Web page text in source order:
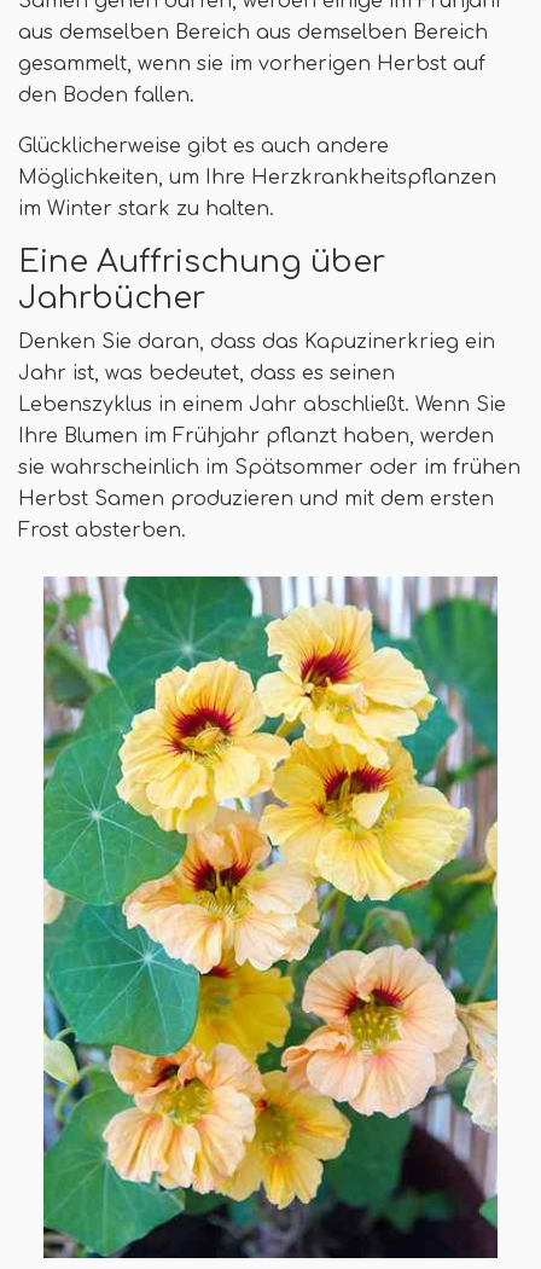
aus demselben Bereich aus demselben Bereich
gesammelt, wenn sie im vorherigen Herbst auf
den Boden fallen.
Glücklicherweise gibt es auch andere
Möglichkeiten, um Ihre Herzkrankheitspflanzen
im Winter stark zu halten.
Eine Auffrischung über
Jahrbücher
Denken Sie daran, dass das Kapuzinerkrieg ein
Jahr ist, was bedeutet, dass es seinen
Lebenszyklus in einem Jahr abschließt. Wenn Sie
Ihre Blumen im Frühjahr pflanzt haben, werden
sie wahrscheinlich im Spätsommer oder im frühen
Herbst Samen produzieren und mit dem ersten
Frost absterben.